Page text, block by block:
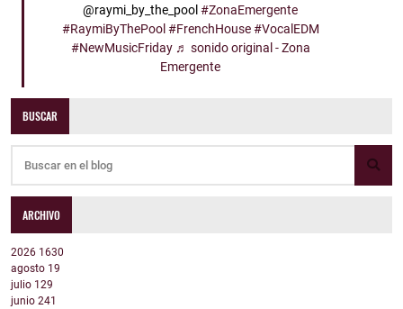
@raymi_by_the_pool #ZonaEmergente
#RaymiByThePool #FrenchHouse #VocalEDM
#NewMusicFriday ♬ sonido original - Zona
Emergente
BUSCAR
ARCHIVO
2026 1630
agosto 19
julio 129
junio 241